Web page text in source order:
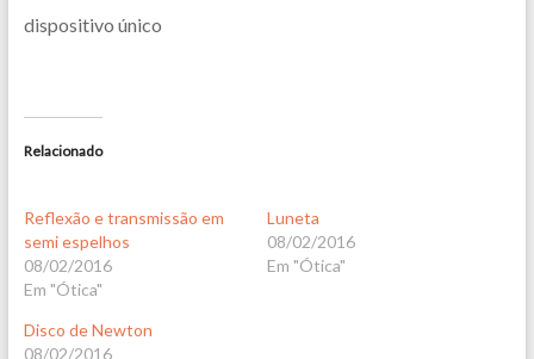
dispositivo único
Relacionado
Reflexão e transmissão em
semi espelhos
08/02/2016
Em "Ótica"
Luneta
08/02/2016
Em "Ótica"
Disco de Newton
08/02/2016